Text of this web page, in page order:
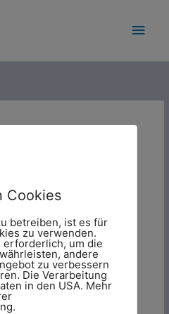
Cookies
betreiben, ist es für
zu verwenden.
erforderlich, um die
andere
zu verbessern
Die Verarbeitung
in den USA. Mehr